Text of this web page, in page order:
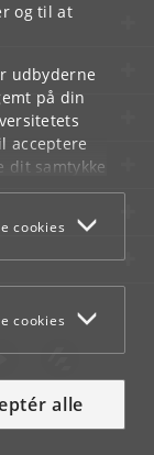
og til at
udbyderne
på din
acceptere
dit samtykke
finder i
cookies
cookies
alle